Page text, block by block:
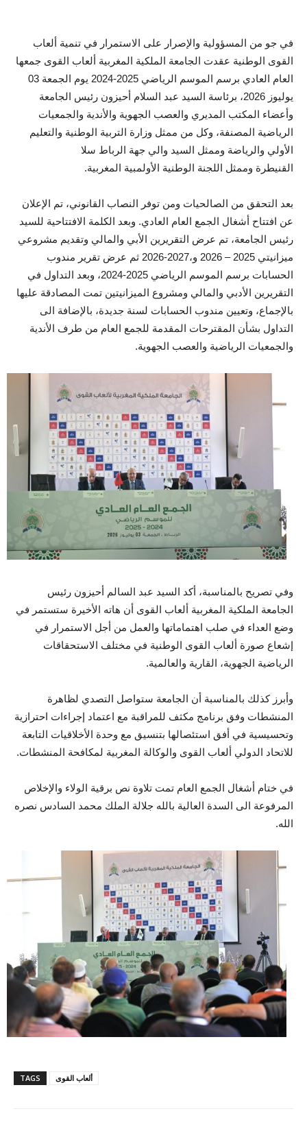
في جو من المسؤولية والإصرار على الاستمرار في تنمية ألعاب
القوى الوطنية عقدت الجامعة الملكية المغربية ألعاب القوى جمعها
العام العادي برسم الموسم الرياضي 2025-2024 يوم الجمعة 03
يوليوز 2026، برئاسة السيد عبد السلام أحيزون رئيس الجامعة
وأعضاء المكتب المديري والعصب الجهوية والأندية والجمعيات
الرياضية المصنفة، وكل من ممثل وزارة التربية الوطنية والتعليم
الأولي والرياضة وممثل السيد والي جهة الرباط سلا
القنيطرة وممثل اللجنة الوطنية الأولمبية المغربية.
بعد التحقق من الصالحيات ومن توفر النصاب القانوني، تم الإعلان
عن افتتاح أشغال الجمع العام العادي. وبعد الكلمة الافتتاحية للسيد
رئيس الجامعة، تم عرض التقريرين الأبي والمالي وتقديم مشروعي
ميزانيتي 2025 – 2026 و،2027-2026 ثم عرض تقرير مندوب
الحسابات برسم الموسم الرياضي 2025-2024، وبعد التداول في
التقريرين الأدبي والمالي ومشروع الميزانيتين تمت المصادقة عليها
بالإجماع، وتعيين مندوب الحسابات لسنة جديدة، بالإضافة الى
التداول بشأن المقترحات المقدمة للجمع العام من طرف الأندية
والجمعيات الرياضية والعصب الجهوية.
وفي تصريح بالمناسبة، أكد السيد عبد السالم أحيزون رئيس
الجامعة الملكية المغربية ألعاب القوى أن هاته الأخيرة ستستمر في
وضع العداء في صلب اهتماماتها والعمل من أجل الاستمرار في
إشعاع صورة ألعاب القوى الوطنية في مختلف الاستحقاقات
الرياضية الجهوية، القارية والعالمية.
وأبرز كذلك بالمناسبة أن الجامعة ستواصل التصدي لظاهرة
المنشطات وفق برنامج مكثف للمراقبة مع اعتماد إجراءات احترازية
وتحسيسية في أفق استئصالها بتنسيق مع وحدة الأخلاقيات التابعة
للاتحاد الدولي ألعاب القوى والوكالة المغربية لمكافحة المنشطات.
في ختام أشغال الجمع العام تمت تلاوة نص برقية الولاء والإخلاص
المرفوعة الى السدة العالية بالله جلالة الملك محمد السادس نصره
الله.
TAGS ألعاب القوى